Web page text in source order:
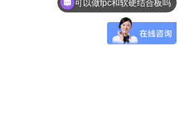
可以做fpc和软硬结合板吗